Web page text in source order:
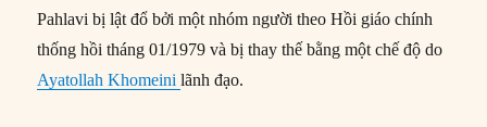
Pahlavi bị lật đổ bởi một nhóm người theo Hồi giáo chính
thống hồi tháng 01/1979 và bị thay thế bằng một chế độ do
Ayatollah Khomeinilãnh đạo.